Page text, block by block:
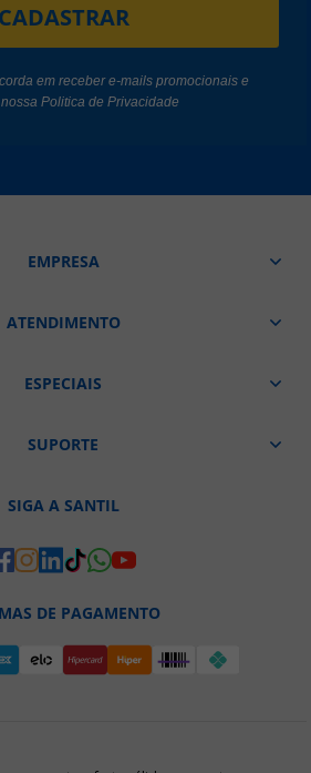
CADASTRAR
em receber e-mails promocionais e
nossaPolitica de Privacidade
EMPRESA
ATENDIMENTO
ESPECIAIS
SUPORTE
SIGA A SANTIL
DE PAGAMENTO